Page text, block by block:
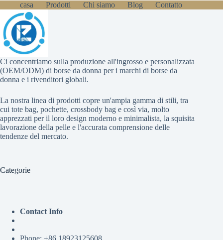
casa Prodotti Chi siamo Blog Contatto
Ci concentriamo sulla produzione all'ingrosso e personalizzata
(OEM/ODM) di borse da donna per i marchi di borse da
donna e i rivenditori globali.
La nostra linea di prodotti copre un'ampia gamma di stili, tra
cui tote bag, pochette, crossbody bag e così via, molto
apprezzati per il loro design moderno e minimalista, la squisita
lavorazione della pelle e l'accurata comprensione delle
tendenze del mercato.
Categorie
Contact Info
Phone: +86 18923125608